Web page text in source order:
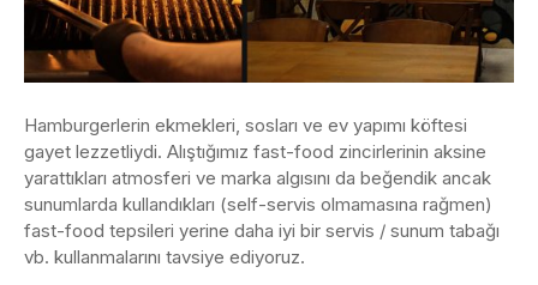
Hamburgerlerin ekmekleri, sosları ve ev yapımı köftesi
gayet lezzetliydi. Alıştığımız fast-food zincirlerinin aksine
yarattıkları atmosferi ve marka algısını da beğendik ancak
sunumlarda kullandıkları (self-servis olmamasına rağmen)
fast-food tepsileri yerine daha iyi bir servis / sunum tabağı
vb. kullanmalarını tavsiye ediyoruz.